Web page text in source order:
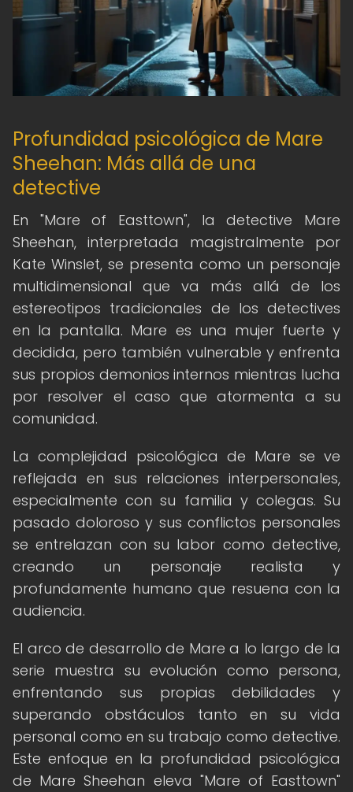
Profundidad psicológica de Mare
Sheehan: Más allá de una
detective
En "Mare of Easttown", la detective Mare
Sheehan, interpretada magistralmente por
Kate Winslet, se presenta como un personaje
multidimensional que va más allá de los
estereotipos tradicionales de los detectives
en la pantalla. Mare es una mujer fuerte y
decidida, pero también vulnerable y enfrenta
sus propios demonios internos mientras lucha
por resolver el caso que atormenta a su
comunidad.
La complejidad psicológica de Mare se ve
reflejada en sus relaciones interpersonales,
especialmente con su familia y colegas. Su
pasado doloroso y sus conflictos personales
se entrelazan con su labor como detective,
creando un personaje realista y
profundamente humano que resuena con la
audiencia.
El arco de desarrollo de Mare a lo largo de la
serie muestra su evolución como persona,
enfrentando sus propias debilidades y
superando obstáculos tanto en su vida
personal como en su trabajo como detective.
Este enfoque en la profundidad psicológica
de Mare Sheehan eleva "Mare of Easttown"